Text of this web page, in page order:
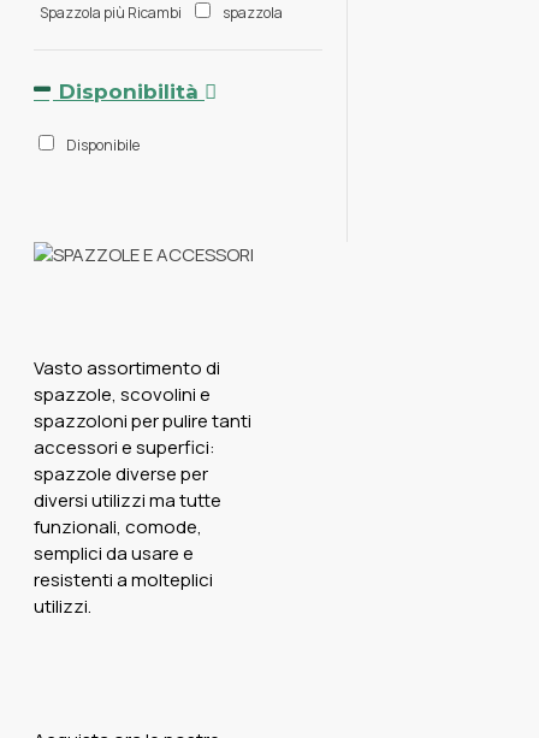
Spazzola più Ricambi
spazzola
Disponibilità
Disponibile
Vasto assortimento di
spazzole, scovolini e
spazzoloni per pulire tanti
accessori e superfici:
spazzole diverse per
diversi utilizzi ma tutte
funzionali, comode,
semplici da usare e
resistenti a molteplici
utilizzi.